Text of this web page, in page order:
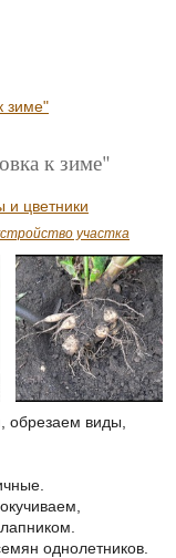
зиме"
к зиме"
и цветники
участка
обрезаем виды,
однолетников.